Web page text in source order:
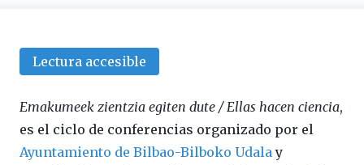
Lectura accesible
Emakumeek zientzia egiten dute / Ellas hacen ciencia,
es el ciclo de conferencias organizado por el
Ayuntamiento de Bilbao-Bilboko Udalay